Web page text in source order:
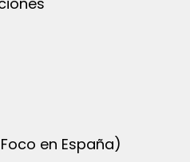
en España)